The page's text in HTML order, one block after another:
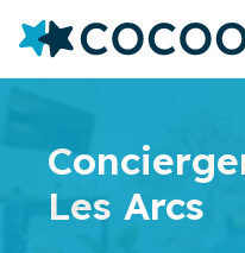
Les Arcs